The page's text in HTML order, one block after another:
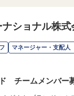
ショナル株式
マネージャー・支配人
チームメンバー